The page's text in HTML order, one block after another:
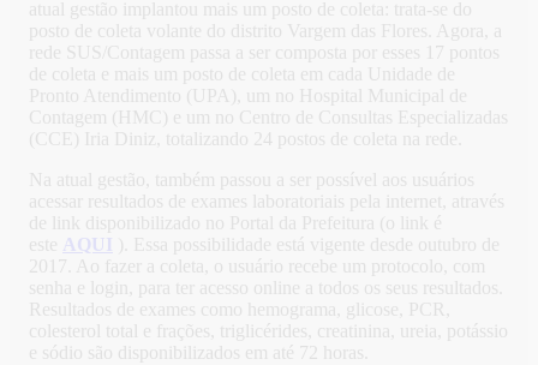
atual gestão implantou mais um posto de coleta: trata-se do
posto de coleta volante do distrito Vargem das Flores. Agora, a
rede SUS/Contagem passa a ser composta por esses 17 pontos
de coleta e mais um posto de coleta em cada Unidade de
Pronto Atendimento (UPA), um no Hospital Municipal de
Contagem (HMC) e um no Centro de Consultas Especializadas
(CCE) Iria Diniz, totalizando 24 postos de coleta na rede.
Na atual gestão, também passou a ser possível aos usuários
acessar resultados de exames laboratoriais pela internet, através
de link disponibilizado no Portal da Prefeitura (o link é
este AQUI
). Essa possibilidade está vigente desde outubro de
2017. Ao fazer a coleta, o usuário recebe um protocolo, com
senha e login, para ter acesso online a todos os seus resultados.
Resultados de exames como hemograma, glicose, PCR,
colesterol total e frações, triglicérides, creatinina, ureia, potássio
e sódio são disponibilizados em até 72 horas.